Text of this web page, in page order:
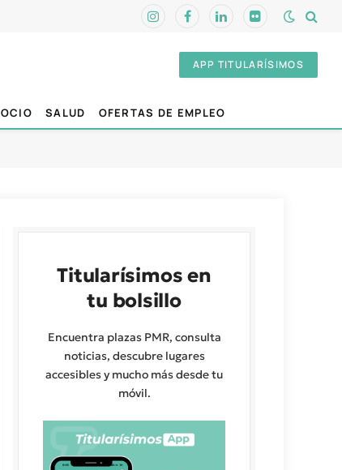
InstagramFacebookLinkedInFlickr
APP TITULARÍSIMOS
OCIO SALUD OFERTAS DE EMPLEO
Titularísimos en
tu bolsillo
Encuentra plazas PMR, consulta
noticias, descubre lugares
accesibles y mucho más desde tu
móvil.